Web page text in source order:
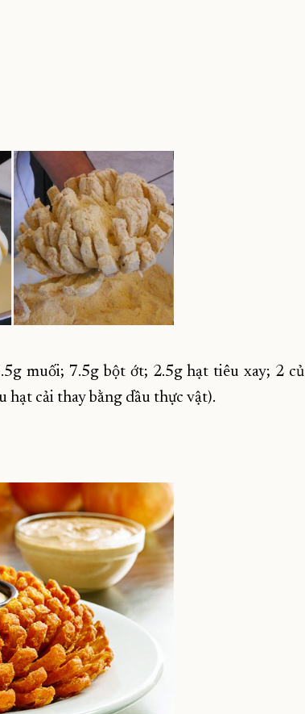
muối; 7.5g bột ớt; 2.5g hạt tiêu xay; 2 củ
hạt cải thay bằng dầu thực vật).